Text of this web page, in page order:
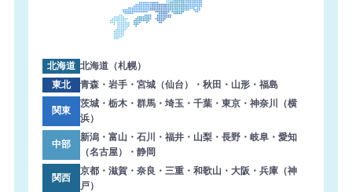
北海道 北海道（札幌）
東北
青森・岩手・宮城（仙台）・秋田・山形・福島
関東
茨城・栃木・群馬・埼玉・千葉・東京・神奈川（横
浜）
中部
新潟・富山・石川・福井・山梨・長野・岐阜・愛知
（名古屋）・静岡
関西
京都・滋賀・奈良・三重・和歌山・大阪・兵庫（神
戸）